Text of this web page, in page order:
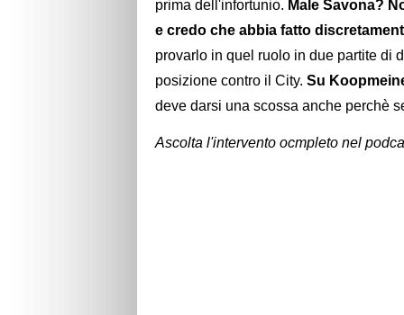
prima dell'infortunio. Male Savona?
e credo che abbia fatto
provarlo in quel ruolo in due partite di
posizione contro il City. Su
deve darsi una scossa anche perchè
Ascolta l'intervento ocmpleto nel